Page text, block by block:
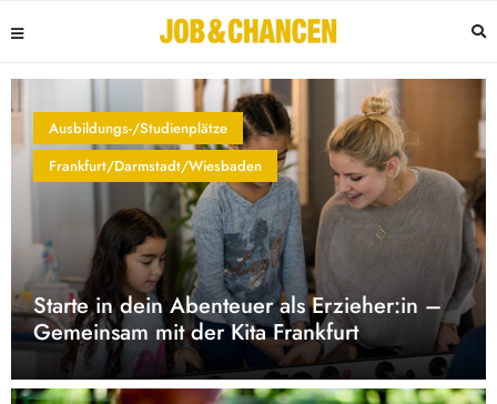
Ausbildungs-/Studienplätze
Frankfurt/Darmstadt/Wiesbaden
Starte in dein Abenteuer als Erzieher:in –
Gemeinsam mit der Kita Frankfurt